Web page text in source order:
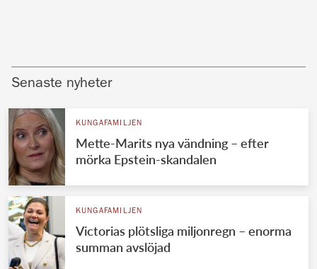
Senaste nyheter
KUNGAFAMILJEN
Mette-Marits nya vändning – efter
mörka Epstein-skandalen
KUNGAFAMILJEN
Victorias plötsliga miljonregn – enorma
summan avslöjad